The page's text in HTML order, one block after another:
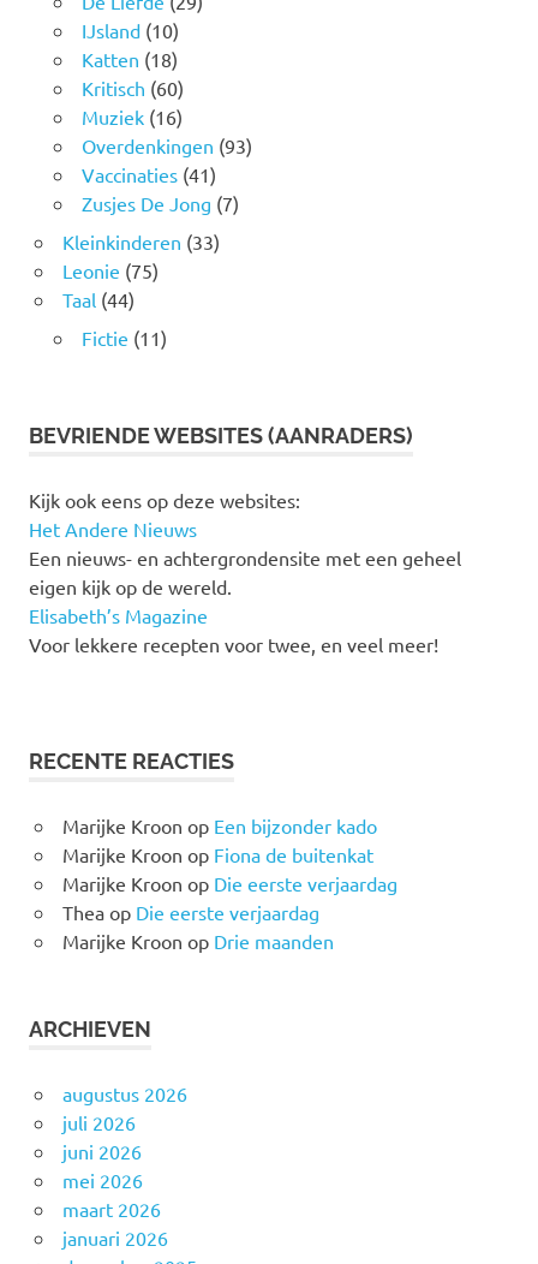
IJsland(10)
Katten (18)
Kritisch (60)
Muziek(16)
Overdenkingen (93)
Vaccinaties(41)
Zusjes De Jong (7)
Kleinkinderen (33)
Leonie (75)
Taal(44)
Fictie (11)
BEVRIENDE WEBSITES (AANRADERS)
Kijk ook eens op deze websites:
Het Andere Nieuws
Een nieuws- en achtergrondensite met een geheel
eigen kijk op de wereld.
Elisabeth’s Magazine
Voor lekkere recepten voor twee, en veel meer!
RECENTE REACTIES
Marijke Kroon op Een bijzonder kado
Marijke Kroon op Fiona de buitenkat
Marijke Kroon op Die eerste verjaardag
Theaop Die eerste verjaardag
Marijke Kroon op Drie maanden
ARCHIEVEN
augustus 2026
juli 2026
juni 2026
mei 2026
maart 2026
januari 2026